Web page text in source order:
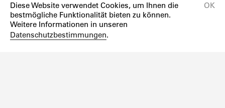
Diese Website verwendet Cookies, um Ihnen die
bestmögliche Funktionalität bieten zu können.
Weitere Informationen in unseren
Datenschutzbestimmungen.
OK